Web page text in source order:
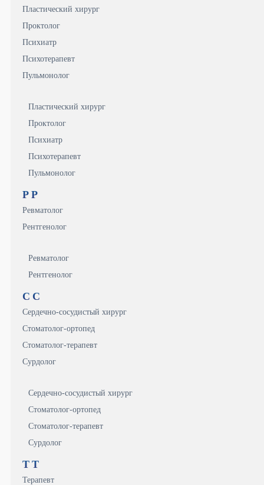
Пластический хирург
Проктолог
Психиатр
Психотерапевт
Пульмонолог
Пластический хирург
Проктолог
Психиатр
Психотерапевт
Пульмонолог
Р Р
Ревматолог
Рентгенолог
Ревматолог
Рентгенолог
С С
Сердечно-сосудистый хирург
Стоматолог-ортопед
Стоматолог-терапевт
Сурдолог
Сердечно-сосудистый хирург
Стоматолог-ортопед
Стоматолог-терапевт
Сурдолог
Т Т
Терапевт